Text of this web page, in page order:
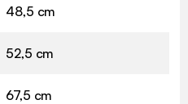
48,5 cm
52,5 cm
67,5 cm